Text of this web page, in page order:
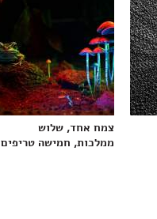
צמח אחד, שלוש
ממלכות, חמישה טריפים